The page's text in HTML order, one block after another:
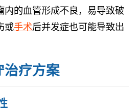
内的血管形成不良，易导致破
或手术后并发症也可能导致出
治疗方案